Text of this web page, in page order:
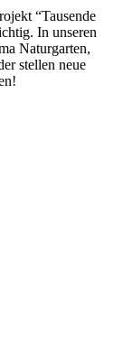
“Tausende
In unseren
Naturgarten,
stellen neue